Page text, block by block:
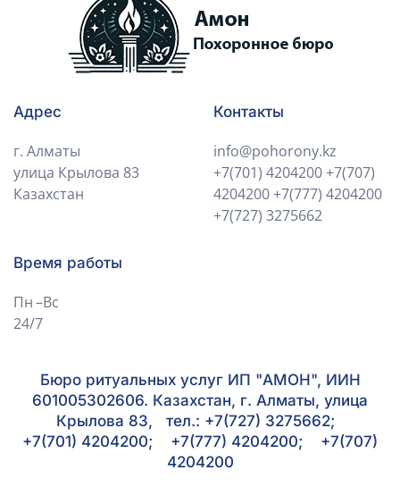
Адрес
г. Алматы
улица Крылова 83
Казахстан
Контакты
info@pohorony.kz
+7(701) 4204200+7(707)
4204200+7(777) 4204200
+7(727) 3275662
Время работы
Пн –Вс
24/7
Бюро ритуальных услуг ИП "АМОН", ИИН
601005302606. Казахстан, г. Алматы, улица
Крылова 83, тел.: +7(727) 3275662;
+7(701) 4204200; +7(777) 4204200; +7(707)
4204200